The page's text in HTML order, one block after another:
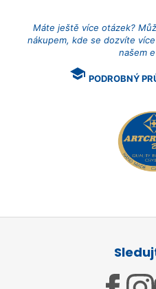
Máte ještě více otázek?
nákupem, kde se dozvíte
našem
school PODROBNÝ